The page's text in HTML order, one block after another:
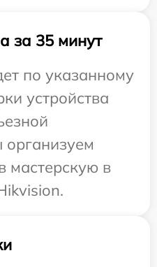
за 35 минут
по указанному
устройства
организуем
мастерскую в